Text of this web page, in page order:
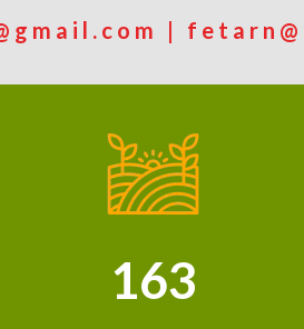
|
163